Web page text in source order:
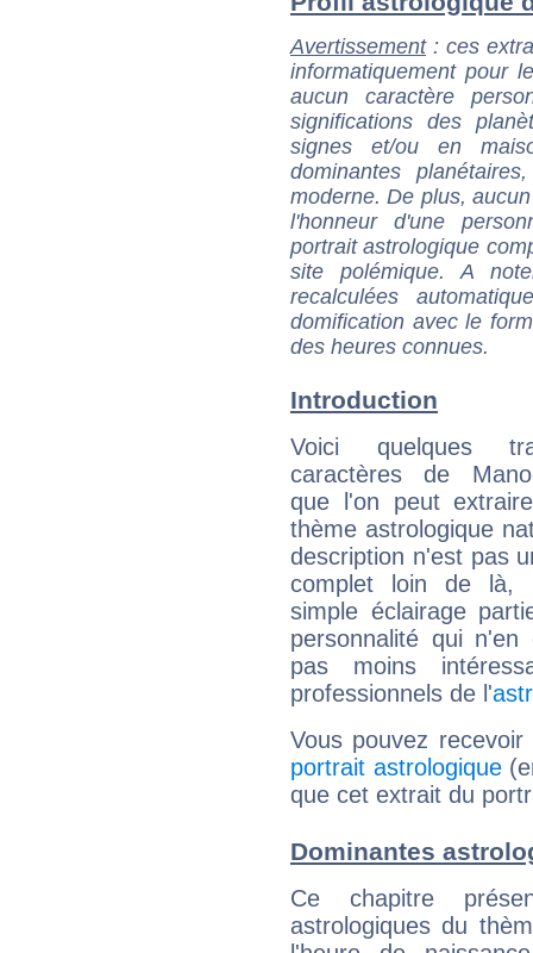
Avertissement: ces
informatiquement pour
aucun caractère
significations des
signes et/ou en
dominantes
moderne. De plus,
l'honneur d'une
portrait astrologique
site polémique. A
recalculées
domification avec le
des heures connues.
Introduction
Voici quelques
caractères de
que l'on peut
thème astrologique
description n'est pas
complet loin de là,
simple éclairage
personnalité qui n'en
pas moins
professionnels de l'
Vous pouvez
portrait astrologique
que cet extrait du
Dominantes
Ce chapitre
astrologiques du